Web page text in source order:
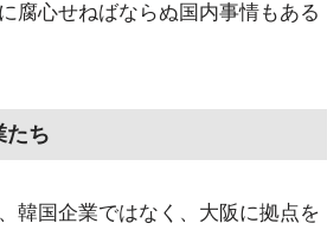
腐心せねばならぬ国内事情もある
たち
韓国企業ではなく、大阪に拠点を